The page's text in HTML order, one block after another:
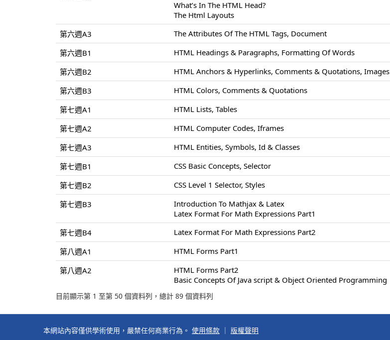
What’s In The HTML Head?
The Html Layouts
第六週A3 The Attributes Of The HTML Tags, Document
第六週B1
HTML Headings & Paragraphs, Formatting Of Words
第六週B2
HTML Anchors & Hyperlinks, Comments & Quotations, Images
第六週B3
HTML Colors, Comments & Quotations
第七週A1
HTML Lists, Tables
第七週A2
HTML Computer Codes, Iframes
第七週A3
HTML Entities, Symbols, Id & Classes
第七週B1
CSS Basic Concepts, Selector
第七週B2
CSS Level 1 Selector, Styles
第七週B3
Introduction To Mathjax & Latex
Latex Format For Math Expressions Part1
第七週B4 Latex Format For Math Expressions Part2
第八週A1
HTML Forms Part1
第八週A2
HTML Forms Part2
Basic Concepts Of Java script & Object Oriented Programming
目前顯示第 1 至第 50 個資料列，總計 89 個資料列
本網站內容僅供學術使用，嚴禁任何商業行為。 使用條款
版權聲明